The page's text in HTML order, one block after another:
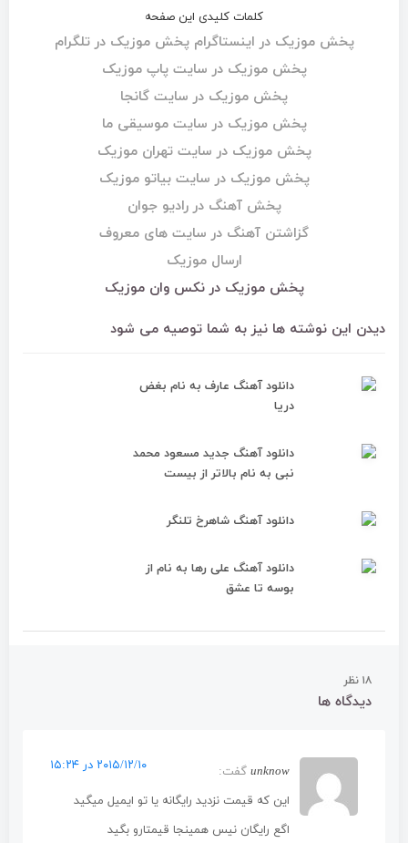
کلمات کلیدی این صفحه
پخش موزیک در اینستاگرام پخش موزیک در تلگرام
پخش موزیک در سایت پاپ موزیک
پخش موزیک در سایت گانجا
پخش موزیک در سایت موسیقی ما
پخش موزیک در سایت تهران موزیک
پخش موزیک در سایت بیاتو موزیک
پخش آهنگ در رادیو جوان
گزاشتن آهنگ در سایت های معروف
ارسال موزیک
پخش موزیک درنکس وان موزیک
دیدن این نوشته ها نیز به شما توصیه می شود
دانلود آهنگ عارف به نام بغض
دریا
دانلود آهنگ جدید مسعود محمد
نبی به نام بالاتر از بیست
دانلود آهنگ شاهرخ تلنگر
دانلود آهنگ علی رها به نام از
بوسه تا عشق
۱۸ نظر
دیدگاه ها
unknow گفت: ۲۰۱۵/۱۲/۱۰ در ۱۵:۲۴
این که قیمت نزدید رایگانه یا تو ایمیل میگید
اگع رایگان نیس همینجا قیمتارو بگید